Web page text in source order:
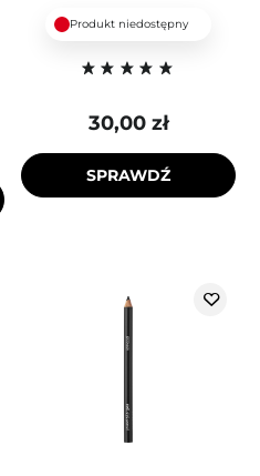
Produkt niedostępny
30,00 zł
SPRAWDŹ